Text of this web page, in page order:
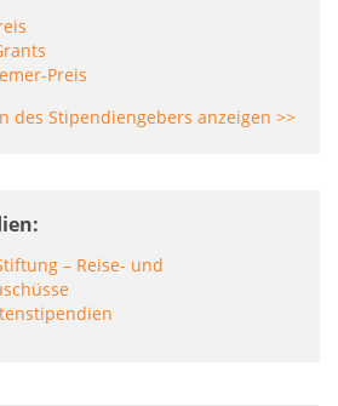
Preis
des Stipendiengebers anzeigen >>
– Reise- und